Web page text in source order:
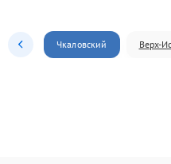
Чкаловский Верх-